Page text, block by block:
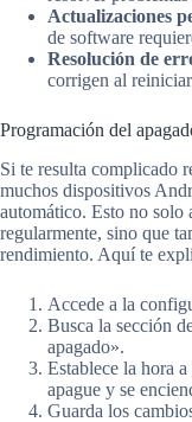
Actualizaciones
de software
Resolución de
corrigen al
Programación del
Si te resulta complicado
muchos dispositivos
automático. Esto no solo
regularmente, sino que
rendimiento. Aquí te
Accede a la
Busca la sección
apagado».
Establece la hora
apague y se
Guarda los